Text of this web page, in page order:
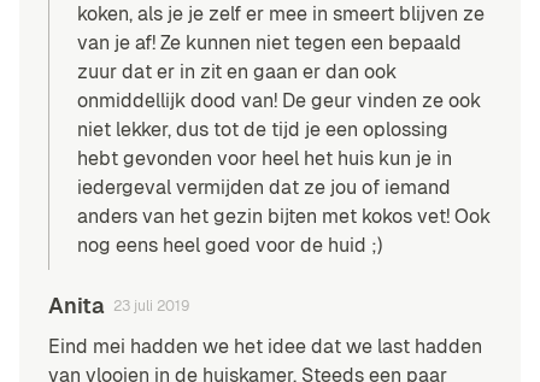
koken, als je je zelf er mee in smeert blijven ze
van je af! Ze kunnen niet tegen een bepaald
zuur dat er in zit en gaan er dan ook
onmiddellijk dood van! De geur vinden ze ook
niet lekker, dus tot de tijd je een oplossing
hebt gevonden voor heel het huis kun je in
iedergeval vermijden dat ze jou of iemand
anders van het gezin bijten met kokos vet! Ook
nog eens heel goed voor de huid ;)
Anita 23 juli 2019
Eind mei hadden we het idee dat we last hadden
van vlooien in de huiskamer. Steeds een paar